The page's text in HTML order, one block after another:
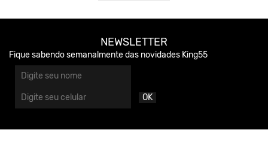
NEWSLETTER
Fique sabendo semanalmente das novidades King55
OK